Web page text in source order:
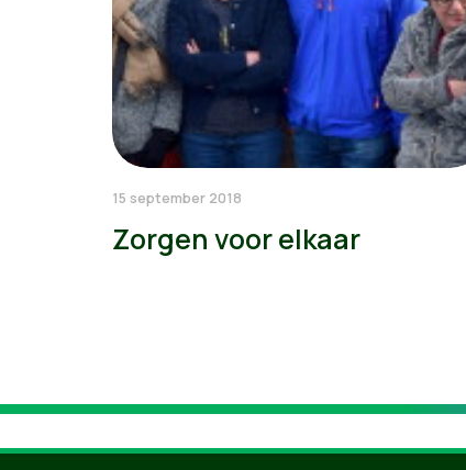
15 september 2018
Zorgen voor elkaar